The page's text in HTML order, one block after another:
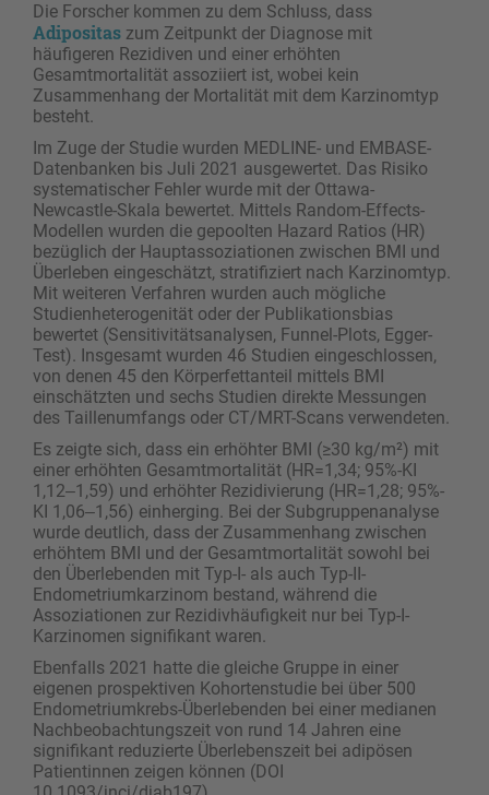
Die Forscher kommen zu dem Schluss, dass
Adipositas zum Zeitpunkt der Diagnose mit
häufigeren Rezidiven und einer erhöhten
Gesamtmortalität assoziiert ist, wobei kein
Zusammenhang der Mortalität mit dem Karzinomtyp
besteht.
Im Zuge der Studie wurden MEDLINE- und EMBASE-
Datenbanken bis Juli 2021 ausgewertet. Das Risiko
systematischer Fehler wurde mit der Ottawa-
Newcastle-Skala bewertet. Mittels Random-Effects-
Modellen wurden die gepoolten Hazard Ratios (HR)
bezüglich der Hauptassoziationen zwischen BMI und
Überleben eingeschätzt, stratifiziert nach Karzinomtyp.
Mit weiteren Verfahren wurden auch mögliche
Studienheterogenität oder der Publikationsbias
bewertet (Sensitivitätsanalysen, Funnel-Plots, Egger-
Test). Insgesamt wurden 46 Studien eingeschlossen,
von denen 45 den Körperfettanteil mittels BMI
einschätzten und sechs Studien direkte Messungen
des Taillenumfangs oder CT/MRT-Scans verwendeten.
Es zeigte sich, dass ein erhöhter BMI (≥30 kg/m²) mit
einer erhöhten Gesamtmortalität (HR=1,34; 95%-KI
1,12‒1,59) und erhöhter Rezidivierung (HR=1,28; 95%-
KI 1,06‒1,56) einherging. Bei der Subgruppenanalyse
wurde deutlich, dass der Zusammenhang zwischen
erhöhtem BMI und der Gesamtmortalität sowohl bei
den Überlebenden mit Typ-I- als auch Typ-II-
Endometriumkarzinom bestand, während die
Assoziationen zur Rezidivhäufigkeit nur bei Typ-I-
Karzinomen signifikant waren.
Ebenfalls 2021 hatte die gleiche Gruppe in einer
eigenen prospektiven Kohortenstudie bei über 500
Endometriumkrebs-Überlebenden bei einer medianen
Nachbeobachtungszeit von rund 14 Jahren eine
signifikant reduzierte Überlebenszeit bei adipösen
Patientinnen zeigen können (DOI